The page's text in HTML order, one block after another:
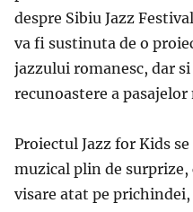
despre Sibiu Jazz
va fi sustinuta de o
jazzului romanesc, dar
recunoastere a
Proiectul Jazz for Kids
muzical plin de
visare atat pe